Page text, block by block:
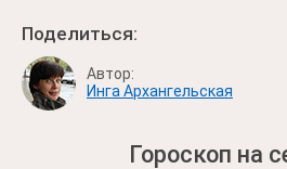
Поделиться:
Автор:
Инга Архангельская
Гороскоп на